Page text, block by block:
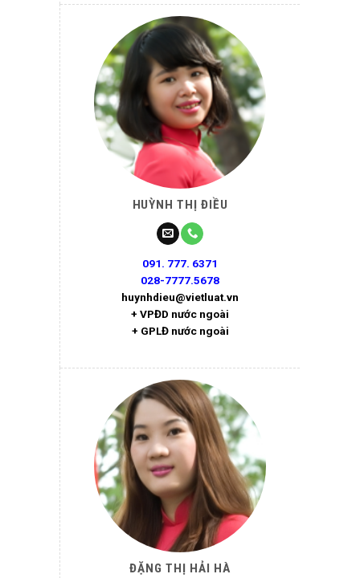
HUỲNH THỊ ĐIỀU
091. 777. 6371
028-7777.5678
huynhdieu@vietluat.vn
+ VPĐD nước ngoài
+ GPLĐ nước ngoài
ĐẶNG THỊ HẢI HÀ